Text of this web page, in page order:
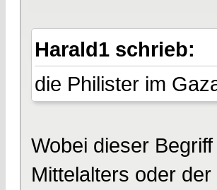
Harald1 schrieb:
die Philister im
Wobei dieser
Mittelalters oder